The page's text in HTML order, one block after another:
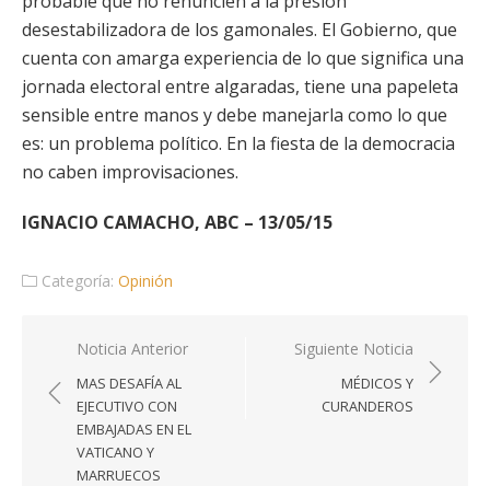
desestabilizadora de los gamonales. El Gobierno, que
cuenta con amarga experiencia de lo que significa una
jornada electoral entre algaradas, tiene una papeleta
sensible entre manos y debe manejarla como lo que
es: un problema político. En la fiesta de la democracia
no caben improvisaciones.
IGNACIO CAMACHO, ABC – 13/05/15
Categoría: Opinión
Navegación
de
entradas
Noticia Anterior
MAS DESAFÍA AL
EJECUTIVO CON
EMBAJADAS EN EL
VATICANO Y
MARRUECOS
Siguiente Noticia
MÉDICOS Y
CURANDEROS